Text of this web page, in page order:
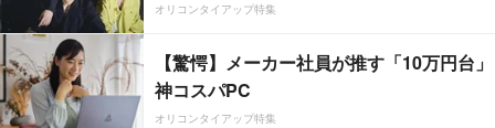
オリコンタイアップ特集
【驚愕】メーカー社員が推す「10万円台」
神コスパPC
オリコンタイアップ特集